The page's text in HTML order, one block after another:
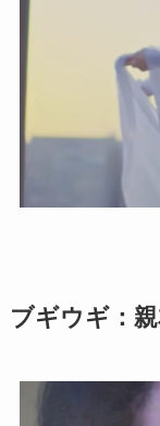
ブギウギ：